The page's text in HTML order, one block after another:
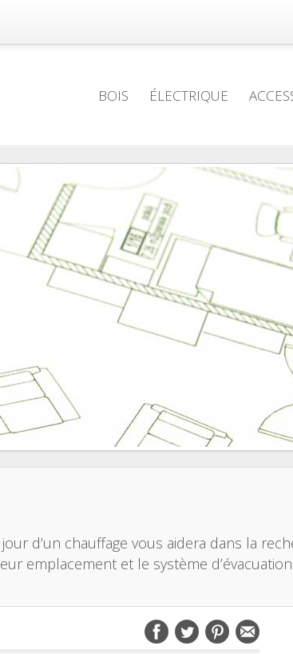
BOIS ÉLECTRIQUE
d’un chauffage vous aidera dans la
emplacement et le système